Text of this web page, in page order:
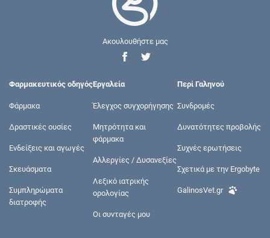
Ακουλουθήστε μας
Φαρμακευτικός οδηγός
Φάρμακα
Δραστικές ουσίες
Ενδείξεις και αγωγές
Σκευάσματα
Συμπληρώματα
διατροφής
Εργαλεία
Έλεγχος συγχορήγησης
Μητρότητα και
φάρμακα
Αλλεργίες / Δυσανεξίες
Λεξικό ιατρικής
ορολογίας
Οι συνταγές μου
Περί Γαληνού
Συνδρομές
Δυνατότητες προβολής
Συχνές ερωτήσεις
Σχετικά με την Ergobyte
GalinosVet.gr